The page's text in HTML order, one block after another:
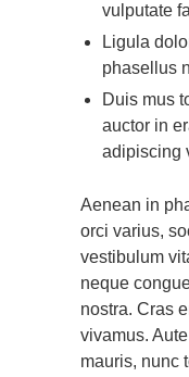
vulputate
Ligula
phasellus
Duis mus
auctor in
adipiscing
Aenean in
orci varius,
vestibulum
neque
nostra. Cras
vivamus.
mauris, nunc